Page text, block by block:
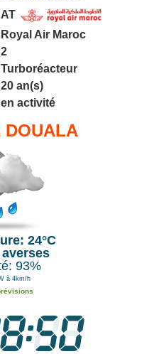
AT
Royal Air Maroc
2
Turboréacteur
20 an(s)
en activité
DOUALA
24°C
93%
à 4km/h